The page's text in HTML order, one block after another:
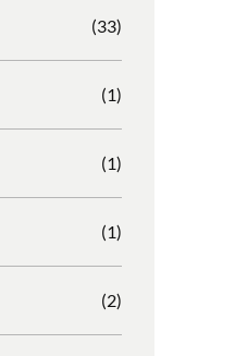
(33)
(1)
(1)
(1)
(2)